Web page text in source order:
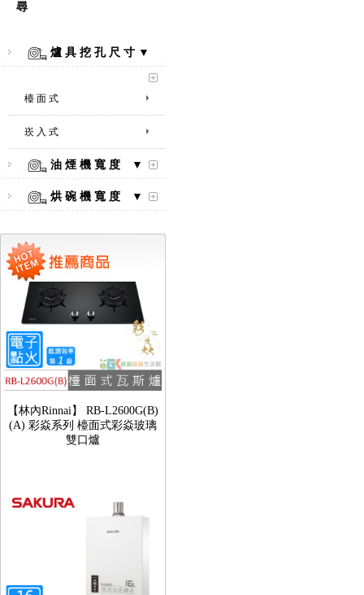
尋
爐 具 挖 孔 尺 寸 ▼
檯 面 式
崁 入 式
油 煙 機 寬 度 ▼
烘 碗 機 寬 度 ▼
彩焱系列 檯面式彩焱不銹鋼雙
口爐
(A) 彩焱系列 檯面式彩焱玻璃
雙口爐